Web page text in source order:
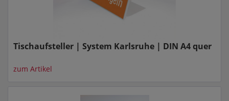
Tischaufsteller | System Karlsruhe | DIN A4 quer
zum Artikel